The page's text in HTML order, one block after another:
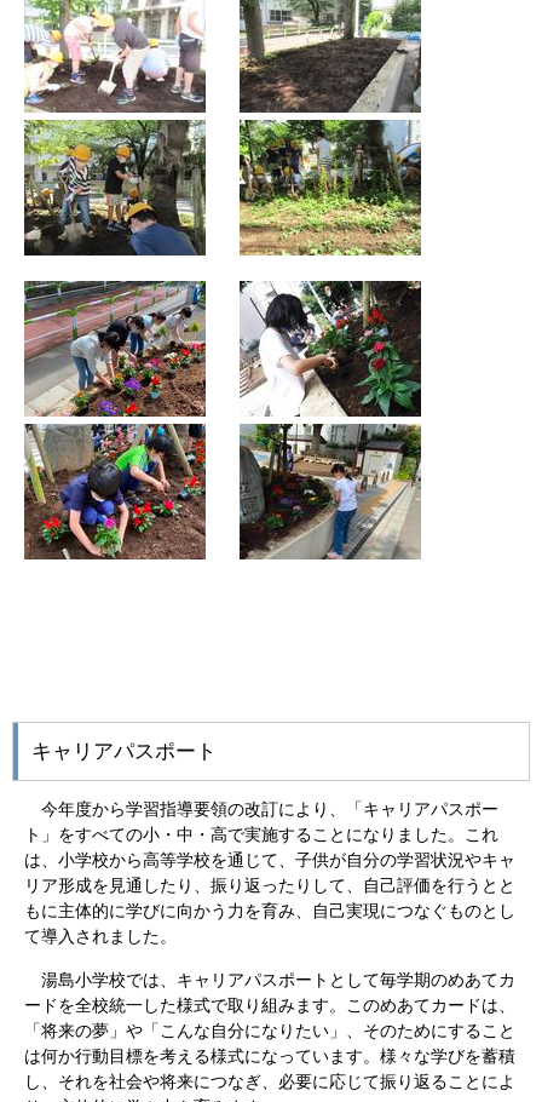
キャリアパスポート
今年度から学習指導要領の改訂により、「キャリアパスポー
ト」をすべての小・中・高で実施することになりました。これ
は、小学校から高等学校を通じて、子供が自分の学習状況やキャ
リア形成を見通したり、振り返ったりして、自己評価を行うとと
もに主体的に学びに向かう力を育み、自己実現につなぐものとし
て導入されました。
湯島小学校では、キャリアパスポートとして毎学期のめあてカ
ードを全校統一した様式で取り組みます。このめあてカードは、
「将来の夢」や「こんな自分になりたい」、そのためにすること
は何か行動目標を考える様式になっています。様々な学びを蓄積
し、それを社会や将来につなぎ、必要に応じて振り返ることによ